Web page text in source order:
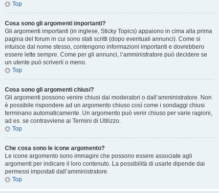
Top
Cosa sono gli argomenti importanti?
Gli argomenti importanti (in inglese, Sticky Topics) appaiono in cima alla prima
pagina del forum in cui sono stati scritti (dopo eventuali annunci). Come si
intuisce dal nome stesso, contengono informazioni importanti e dovrebbero
essere lette sempre. Come per gli annunci, l’amministratore può decidere se
un utente può scriverli o meno.
Top
Cosa sono gli argomenti chiusi?
Gli argomenti possono venire chiusi dai moderatori o dall’amministratore. Non
è possibile rispondere ad un argomento chiuso così come i sondaggi chiusi
terminano automaticamente. Un argomento può venir chiuso per varie ragioni,
ad es. se contravviene ai Termini di Utilizzo.
Top
Che cosa sono le icone argomento?
Le icone argomento sono immagini che possono essere associate agli
argomenti per indicare il loro contenuto. La possibilità di usarle dipende dai
permessi impostati dall’amministratore.
Top